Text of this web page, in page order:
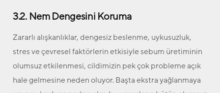
3.2. Nem Dengesini Koruma
Zararlı alışkanlıklar, dengesiz beslenme, uykusuzluk,
stres ve çevresel faktörlerin etkisiyle sebum üretiminin
olumsuz etkilenmesi, cildimizin pek çok probleme açık
hale gelmesine neden oluyor. Başta ekstra yağlanmaya